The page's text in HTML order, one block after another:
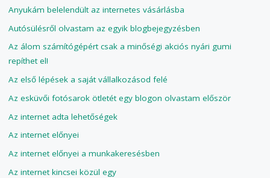
Anyukám belelendült az internetes vásárlásba
Autósülésről olvastam az egyik blogbejegyzésben
Az álom számítógépért csak a minőségi akciós nyári gumi
repíthet el!
Az első lépések a saját vállalkozásod felé
Az esküvői fotósarok ötletét egy blogon olvastam először
Az internet adta lehetőségek
Az internet előnyei
Az internet előnyei a munkakeresésben
Az internet kincsei közül egy